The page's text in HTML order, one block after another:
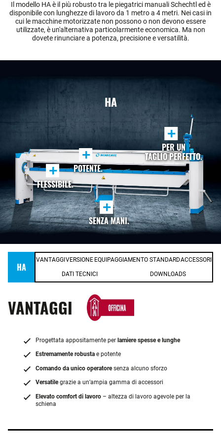
Il modello HA è il più robusto tra le piegatrici manuali Schechtl ed è
disponibile con lunghezze di lavoro da 1 metro a 4 metri. Nei casi in
cui le macchine motorizzate non possono o non devono essere
utilizzate, è un'alternativa particolarmente economica. Ma non
dovete rinunciare a potenza, precisione e versatilità.
HA
+
POTENTE.
+
PER UN
TAGLIO PERFETTO.
+
FLESSIBILE.
+
SENZA MANI.
HA
VANTAGGI VERSIONE EQUIPAGGIAMENTO STANDARDACCESSORI
DATI TECNICI DOWNLOADS
VANTAGGI
Progettata appositamente per lamiere spesse e lunghe
Estremamente robusta e potente
Comando da unico operatoresenza alcuno sforzo
Versatilegrazie a un’ampia gamma di accessori
Elevato comfort di lavoro – altezza di lavoro agevole per la
schiena